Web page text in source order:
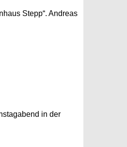
Stepp“. Andreas
in der